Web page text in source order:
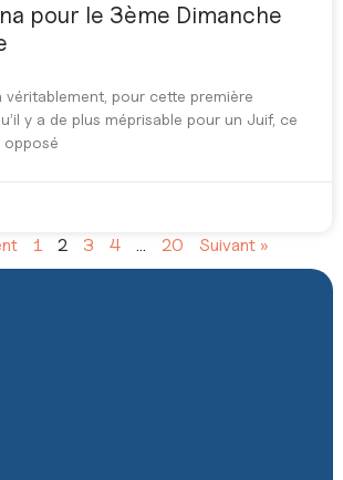
pour le 3ème Dimanche
véritablement, pour cette première
y a de plus méprisable pour un Juif, ce
opposé
1 2 3 4 … 20 Suivant »